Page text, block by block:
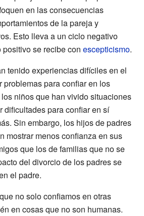
en las consecuencias
de la pareja y
Esto lleva a un ciclo negativo
se recibe con escepticismo.
tenido experiencias difíciles en el
problemas para confiar en los
niños que han vivido situaciones
dificultades para confiar en sí
Sin embargo, los hijos de padres
mostrar menos confianza en sus
que los de familias que no se
del divorcio de los padres se
el padre.
no solo confiamos en otras
en cosas que no son humanas.